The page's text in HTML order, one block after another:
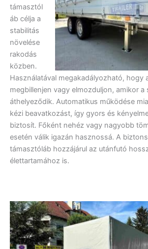
támasztól
áb célja a
stabilitás
növelése
rakodás
közben.
Használatával megakadályozható, hogy
megbillenjen vagy elmozduljon, amikor a
áthelyeződik. Automatikus működése
kézi beavatkozást, így gyors és
biztosít. Főként nehéz vagy nagyobb
esetén válik igazán hasznossá. A
támasztóláb hozzájárul az utánfutó
élettartamához is.